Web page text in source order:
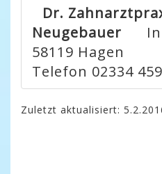
Dr.
Neugebauer
58119 Hagen
Telefon 02334
Zuletzt aktualisiert: